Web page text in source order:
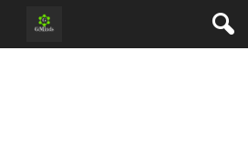
ารเงิน/ปลดหนี้/มีเงินเก็บ